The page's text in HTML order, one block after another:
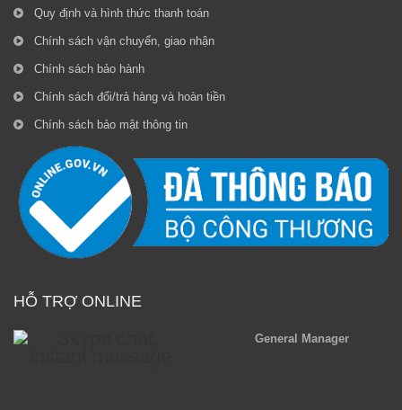
Quy định và hình thức thanh toán
Chính sách vận chuyển, giao nhận
Chính sách bảo hành
Chính sách đổi/trả hàng và hoàn tiền
Chính sách bảo mật thông tin
HỖ TRỢ ONLINE
General Manager